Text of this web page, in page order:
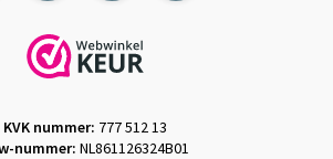
KVK nummer: 777 512 13
nummer: NL861126324B01